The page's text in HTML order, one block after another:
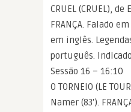
CRUEL (CRUEL), de
FRANÇA. Falado
em inglês.
português.
Sessão 16 – 16:10
O TORNEIO (LE
Namer (83′).